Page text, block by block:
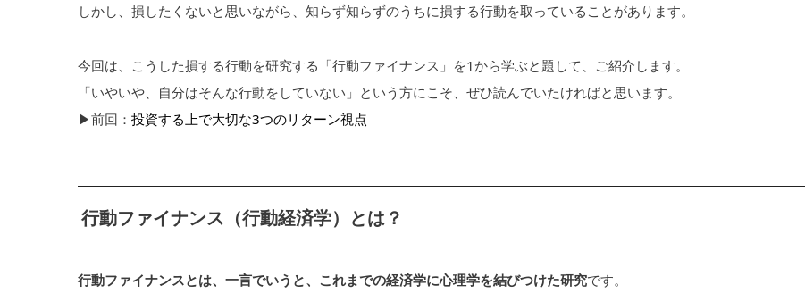
しかし、損したくないと思いながら、知らず知らずのうちに損する行動を取っていることがあります。
今回は、こうした損する行動を研究する「行動ファイナンス」を1から学ぶと題して、ご紹介します。
「いやいや、自分はそんな行動をしていない」という方にこそ、ぜひ読んでいたければと思います。
▶︎前回： 投資する上で大切な3つのリターン視点
行動ファイナンス（行動経済学）とは？
行動ファイナンスとは、一言でいうと、これまでの経済学に心理学を結びつけた研究です。